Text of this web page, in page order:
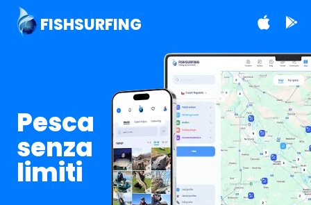
FISHSURFING
Pesca
senza
limiti